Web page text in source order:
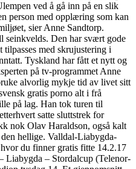
ved å gå inn på en slik
person med opplæring som kan
sier Anne Sandtorp.
seinkvelds. Den har svært gode
med skrujustering i
Tyskland har fått et nytt og
på tv-programmet Anne
alvorlig mykje tid av livet sitt
gratis porno alt i frå
på lag. Han tok turen til
satte sluttstrek for
nok Olav Haraldson, også kalt
hellige. Valldal-Liabygda-
du finner gratis fitte 14.2.17
Liabygda – Stordalcup (Telenor-